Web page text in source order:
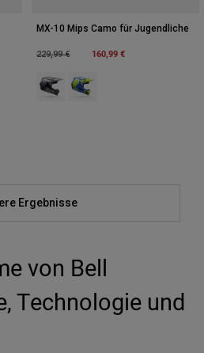
MX-10 Mips Camo für Jugendliche
Price reduced from
229,99 €to 160,99 €
Product swatch type of Schwarz
Product swatch type of
Ergebnisse
von Bell
Technologie und